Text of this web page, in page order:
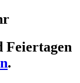
Feiertagen
.